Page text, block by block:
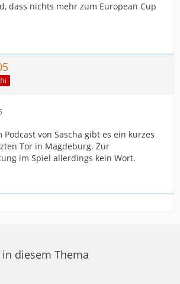
dass nichts mehr zum European Cup
Podcast von Sascha gibt es ein kurzes
Tor in Magdeburg. Zur
im Spiel allerdings kein Wort.
diesem Thema